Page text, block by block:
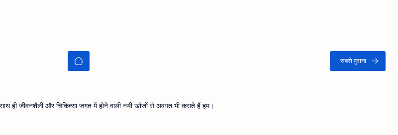
ही जीवनशैली और चिकित्सा जगत में होने वाली नयी खोजों से अवगत भी कराते हैं हम।